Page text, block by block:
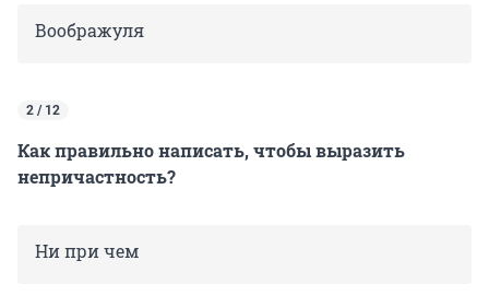
Воображуля
2 / 12
Как правильно написать, чтобы выразить
непричастность?
Ни при чем